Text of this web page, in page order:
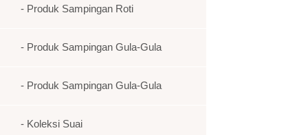
- Produk Sampingan Roti
- Produk Sampingan Gula-Gula
- Produk Sampingan Gula-Gula
- Koleksi Suai